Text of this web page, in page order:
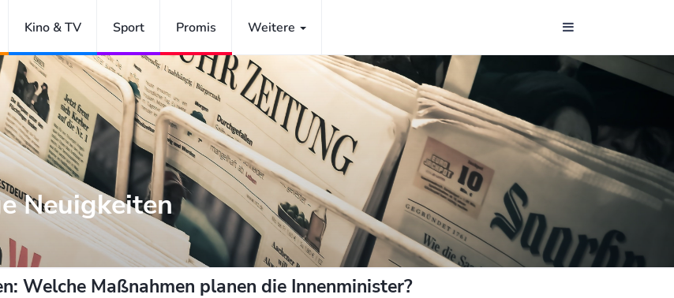
Kino & TV Sport Promis Weitere
Neuigkeiten
Welche Maßnahmen planen die Innenminister?